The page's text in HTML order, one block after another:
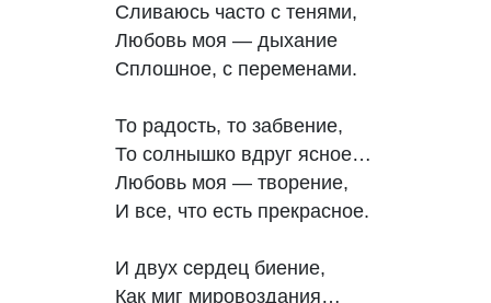
Сливаюсь часто с тенями,
Любовь моя — дыхание
Сплошное, с переменами.
То радость, то забвение,
То солнышко вдруг ясное…
Любовь моя — творение,
И все, что есть прекрасное.
И двух сердец биение,
Как миг мировоздания…